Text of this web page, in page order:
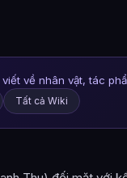
về nhân vật, tác
Tất cả Wiki